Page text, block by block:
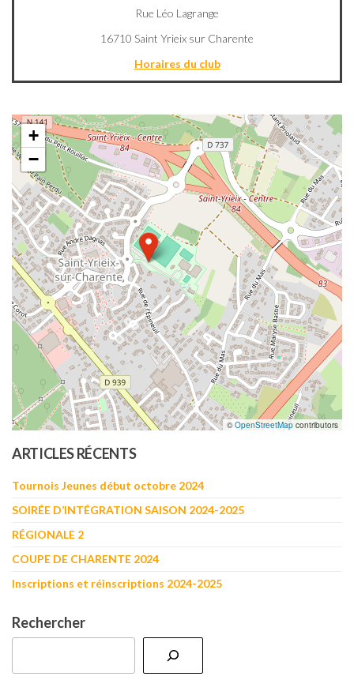
Rue Léo Lagrange
16710 Saint Yrieix sur Charente
Horaires du club
+
−
©OpenStreetMap contributors
ARTICLES RÉCENTS
Tournois Jeunes début octobre 2024
SOIRÉE D’INTÉGRATION SAISON 2024-2025
RÉGIONALE 2
COUPE DE CHARENTE 2024
Inscriptions et réinscriptions 2024-2025
Rechercher